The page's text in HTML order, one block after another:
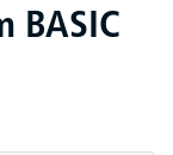
BASIC